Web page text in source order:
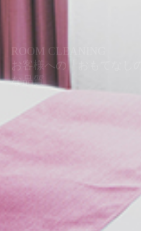
ROOM CLEANING
お客様への「おもてなし
な品質